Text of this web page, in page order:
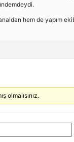
hem de yapım
olmalısınız.